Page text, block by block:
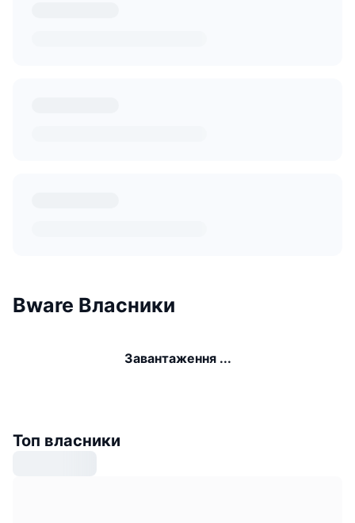
Bware Власники
Завантаження ...
Топ власники